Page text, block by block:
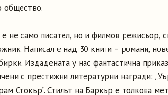
общество.
не само писател, но и филмов режисьор,
Написал е над 30 книги – романи,
Издадената у нас фантастична
с престижни литературни награди:
Стокър“. Стилът на Баркър е толкова